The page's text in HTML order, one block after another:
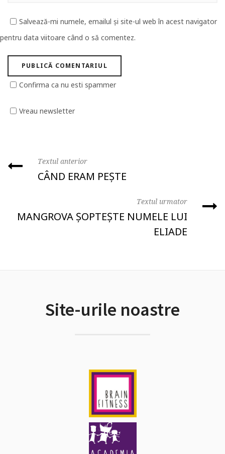
Salvează-mi numele, emailul și site-ul web în acest navigator
pentru data viitoare când o să comentez.
Confirma ca nu esti spammer
Vreau newsletter
Textul anterior
CÂND ERAM PEȘTE
Textul urmator
MANGROVA ȘOPTEȘTE NUMELE LUI
ELIADE
Site-urile noastre